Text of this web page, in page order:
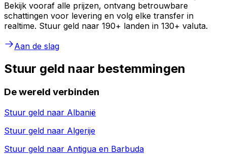
Bekijk vooraf alle prijzen, ontvang betrouwbare
schattingen voor levering en volg elke transfer in
realtime. Stuur geld naar 190+ landen in 130+ valuta.
Aan de slag
Stuur geld naar bestemmingen
De wereld verbinden
Stuur geld naar Albanië
Stuur geld naar Algerije
Stuur geld naar Antigua en Barbuda